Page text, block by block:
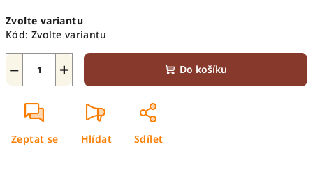
cena:
Zvolte variantu
Kód: Zvolte variantu
+
− Do košíku
Zeptat se Hlídat Sdílet